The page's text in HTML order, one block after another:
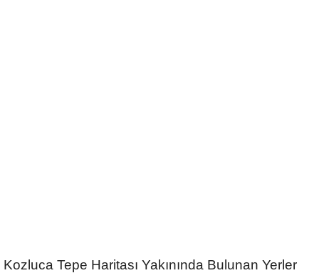
Kozluca Tepe Haritası Yakınında Bulunan Yerler